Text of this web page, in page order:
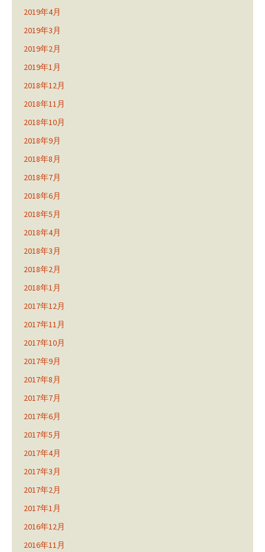
2019年4月
2019年3月
2019年2月
2019年1月
2018年12月
2018年11月
2018年10月
2018年9月
2018年8月
2018年7月
2018年6月
2018年5月
2018年4月
2018年3月
2018年2月
2018年1月
2017年12月
2017年11月
2017年10月
2017年9月
2017年8月
2017年7月
2017年6月
2017年5月
2017年4月
2017年3月
2017年2月
2017年1月
2016年12月
2016年11月